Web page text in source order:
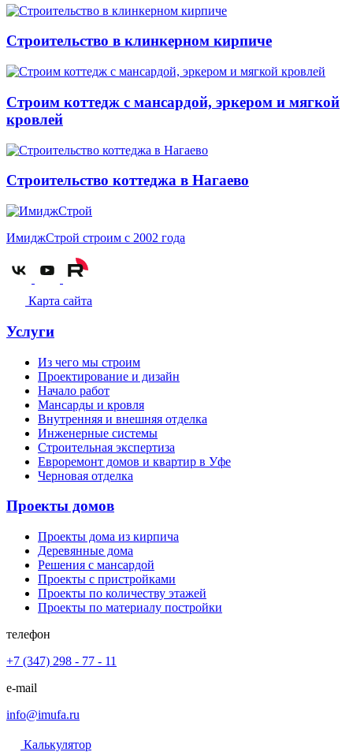
Строительство в клинкерном кирпиче
Строим коттедж с мансардой, эркером и мягкой
кровлей
Строительство коттеджа в Нагаево
ИмиджСтрой строим с 2002 года
Карта сайта
Услуги
Из чего мы строим
Проектирование и дизайн
Начало работ
Мансарды и кровля
Внутренняя и внешняя отделка
Инженерные системы
Строительная экспертиза
Евроремонт домов и квартир в Уфе
Черновая отделка
Проекты домов
Проекты дома из кирпича
Деревянные дома
Решения с мансардой
Проекты с пристройками
Проекты по количеству этажей
Проекты по материалу постройки
телефон
+7 (347) 298 - 77 - 11
e-mail
info@imufa.ru
Калькулятор